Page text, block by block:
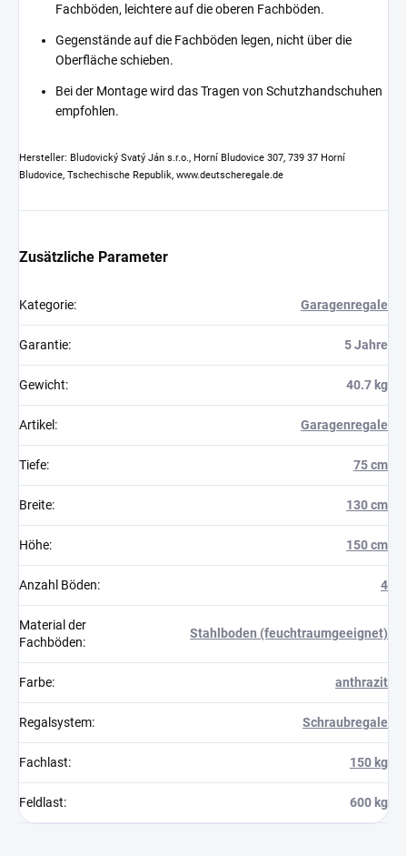
Fachböden, leichtere auf die oberen Fachböden.
Gegenstände auf die Fachböden legen, nicht über die
Oberfläche schieben.
Bei der Montage wird das Tragen von Schutzhandschuhen
empfohlen.
Hersteller: Bludovický Svatý Ján s.r.o., Horní Bludovice 307, 739 37 Horní
Bludovice, Tschechische Republik, www.deutscheregale.de
Zusätzliche Parameter
Kategorie: Garagenregale
Garantie: 5 Jahre
Gewicht: 40.7 kg
Artikel : Garagenregale
Tiefe: 75 cm
Breite: 130 cm
Höhe: 150 cm
Anzahl Böden: 4
Material der
Fachböden:
Stahlboden (feuchtraumgeeignet)
Farbe: anthrazit
Regalsystem: Schraubregale
Fachlast: 150 kg
Feldlast: 600 kg